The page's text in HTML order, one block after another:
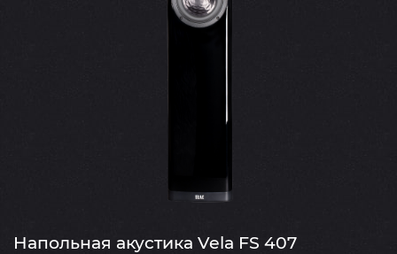
Напольная акустика Vela FS 407